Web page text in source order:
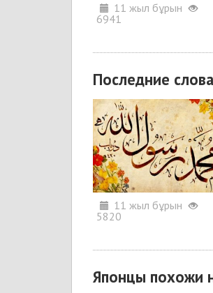
11 жыл бұрын
6941
11 жыл бұрын
5820
Японцы похожи